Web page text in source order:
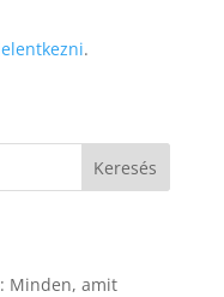
.
Keresés
Minden, amit